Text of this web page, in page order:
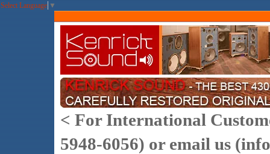
Select Language ▼
< For International
5948-6056) or email us